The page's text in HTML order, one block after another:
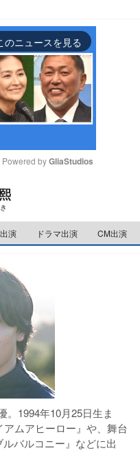
のニュースを見る
e
Powered by GliaStudios
演 ドラマ出演 CM出演
1994年10月25日生ま
ムアヒーロー』や、舞台
ルバルコニー』などに出